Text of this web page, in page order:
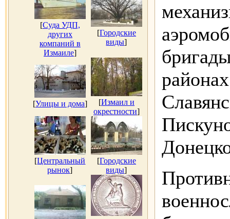
[Суда УДП,
других
компаний в
Измаиле]
[Городские
виды]
[Улицы и дома] [Измаил и
окрестности]
[Центральный
рынок]
[Городские
виды]